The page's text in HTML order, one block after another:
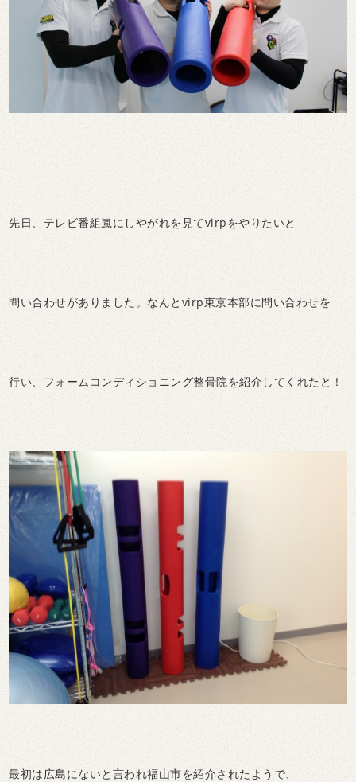
先日、テレビ番組嵐にしやがれを見てvirpをやりたいと
問い合わせがありました。なんとvirp東京本部に問い合わせを
行い、フォームコンディショニング整骨院を紹介してくれたと！
最初は広島にないと言われ福山市を紹介されたようで、